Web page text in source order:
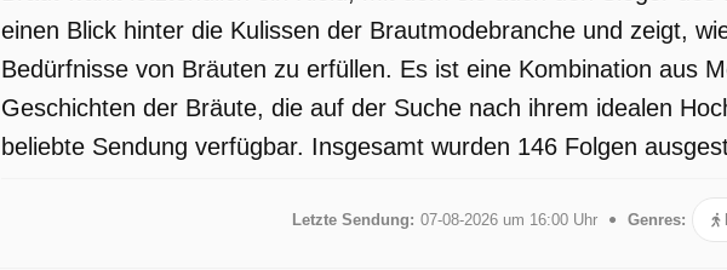
einen Blick hinter die Kulissen der Brautmodebranche und zeigt,
Bedürfnisse von Bräuten zu erfüllen. Es ist eine Kombination aus
Geschichten der Bräute, die auf der Suche nach ihrem idealen
beliebte Sendung verfügbar. Insgesamt wurden 146 Folgen
Letzte Sendung: 07-08-2026 um 16:00 Uhr Genres: